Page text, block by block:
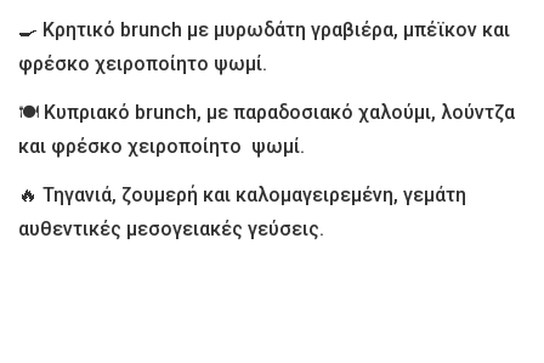
🍳 Κρητικό brunch με μυρωδάτη γραβιέρα, μπέϊκον και
φρέσκο χειροποίητο ψωμί.
🍽 Κυπριακό brunch, με παραδοσιακό χαλούμι, λούντζα
και φρέσκο χειροποίητο ψωμί.
🔥 Τηγανιά, ζουμερή και καλομαγειρεμένη, γεμάτη
αυθεντικές μεσογειακές γεύσεις.